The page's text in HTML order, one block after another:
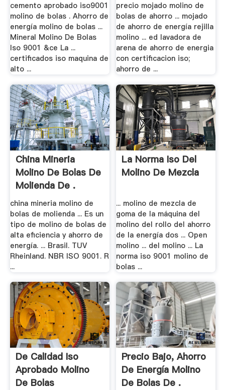
cemento aprobado iso9001
molino de bolas . Ahorro de
energía molino de bolas ...
Mineral Molino De Bolas
Iso 9001 &ce La ...
certificados iso maquina de
alto ...
precio mojado molino de
bolas de ahorro ... mojado
de ahorro de energía rejilla
molino ... ed lavadora de
arena de ahorro de energia
con certificacion iso;
ahorro de ...
China Mineria
Molino De Bolas De
Molienda De .
china mineria molino de
bolas de molienda ... Es un
tipo de molino de bolas de
alta eficiencia y ahorro de
energía. ... Brasil. TUV
Rheinland. NBR ISO 9001. R
...
La Norma Iso Del
Molino De Mezcla
... molino de mezcla de
goma de la máquina del
molino del rollo del ahorro
de la energía dos ... Open
molino ... del molino ... La
norma iso 9001 molino de
bolas ...
De Calidad Iso
Aprobado Molino
De Bolas
Precio Bajo, Ahorro
De Energía Molino
De Bolas De .